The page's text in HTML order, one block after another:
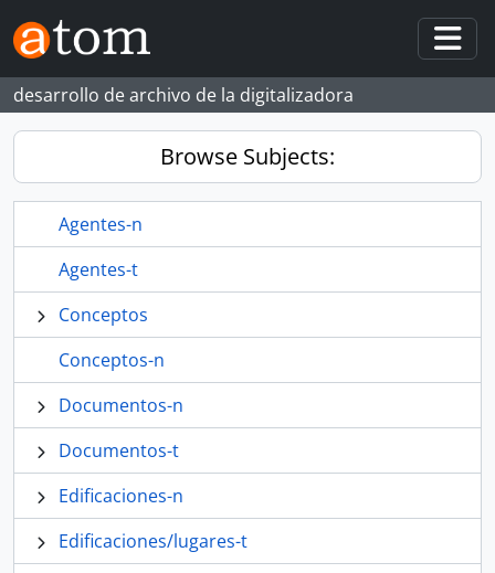
Skip to main content
desarrollo de archivo de la digitalizadora
Browse Subjects:
Agentes-n
Agentes-t
Conceptos
Conceptos-n
Documentos-n
Documentos-t
Edificaciones-n
Edificaciones/lugares-t